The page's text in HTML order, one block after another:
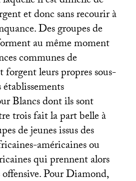
et donc sans recourir à
Des groupes de
au même moment
communes de
leurs propres sous-
Blancs dont ils sont
trois fait la part belle à
de jeunes issus des
américaines ou
qui prennent alors
Pour Diamond,